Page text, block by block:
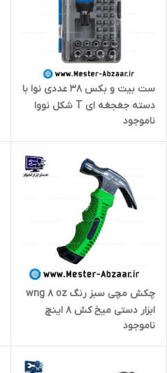
ست بیت و بکس 38 عددی نوا با
دسته جغجغه ای T شکل نووا
nova مدل 1355
ناموجود
چکش مچی سبز رنگ wng 8 oz
ابزار دستی میخ کش 8 اینچ
ناموجود